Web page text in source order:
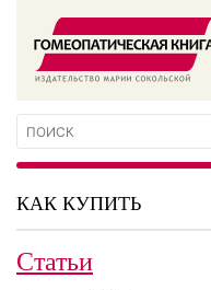
КАК КУПИТЬ
Статьи